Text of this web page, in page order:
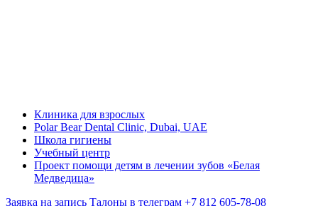
Клиника для взрослых
Polar Bear Dental Clinic, Dubai, UAE
Школа гигиены
Учебный центр
Проект помощи детям в лечении зубов «Белая
Медведица»
Заявка на запись Талоны в телеграм +7 812 605-78-08